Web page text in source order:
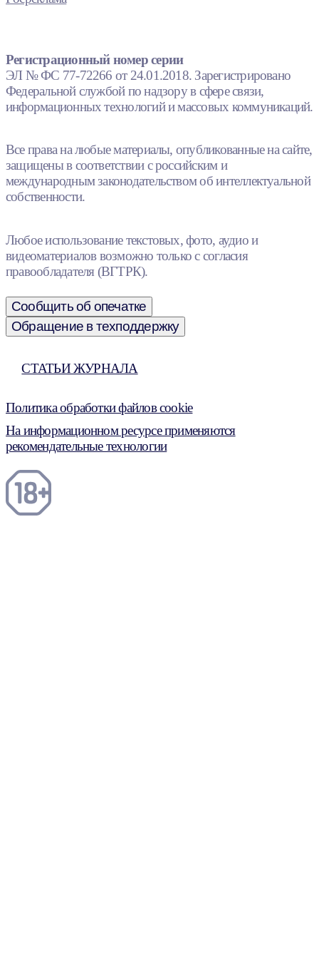
Регистрационный номер серии
ЭЛ № ФС 77-72266 от 24.01.2018. Зарегистрировано
Федеральной службой по надзору в сфере связи,
информационных технологий и массовых коммуникаций.
Все права на любые материалы, опубликованные на сайте,
защищены в соответствии с российским и
международным законодательством об интеллектуальной
собственности.
Любое использование текстовых, фото, аудио и
видеоматериалов возможно только с согласия
правообладателя (ВГТРК).
Сообщить об опечатке
Обращение в техподдержку
СТАТЬИ ЖУРНАЛА
Политика обработки файлов cookie
На информационном ресурсе применяются
рекомендательные технологии